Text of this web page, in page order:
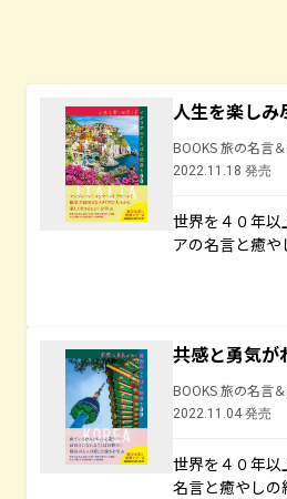
人生を楽しみ
BOOKS 旅の名言
2022.11.18 発売
世界を４０年以
アの名言と癒や
共感と勇気が
BOOKS 旅の名言
2022.11.04 発売
世界を４０年
名言と癒やしの